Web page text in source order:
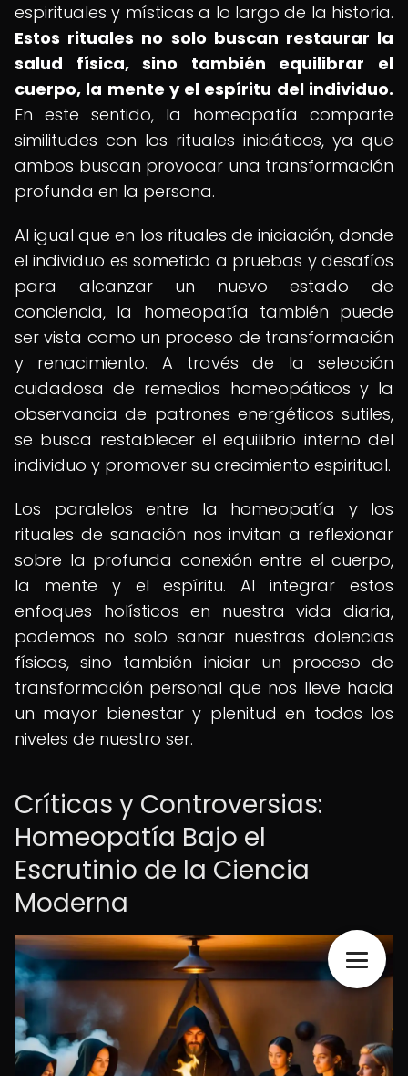
espirituales y místicas a lo largo de la historia.
Estos rituales no solo buscan restaurar la
salud física, sino también equilibrar el
cuerpo, la mente y el espíritu del individuo.
En este sentido, la homeopatía comparte
similitudes con los rituales iniciáticos, ya que
ambos buscan provocar una transformación
profunda en la persona.
Al igual que en los rituales de iniciación, donde
el individuo es sometido a pruebas y desafíos
para alcanzar un nuevo estado de
conciencia, la homeopatía también puede
ser vista como un proceso de transformación
y renacimiento. A través de la selección
cuidadosa de remedios homeopáticos y la
observancia de patrones energéticos sutiles,
se busca restablecer el equilibrio interno del
individuo y promover su crecimiento espiritual.
Los paralelos entre la homeopatía y los
rituales de sanación nos invitan a reflexionar
sobre la profunda conexión entre el cuerpo,
la mente y el espíritu. Al integrar estos
enfoques holísticos en nuestra vida diaria,
podemos no solo sanar nuestras dolencias
físicas, sino también iniciar un proceso de
transformación personal que nos lleve hacia
un mayor bienestar y plenitud en todos los
niveles de nuestro ser.
Críticas y Controversias:
Homeopatía Bajo el
Escrutinio de la Ciencia
Moderna